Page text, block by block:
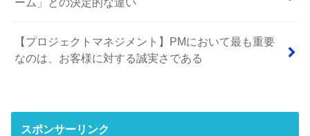
【プロジェクトマネジメント】PMにおいて最も重要
なのは、お客様に対する誠実さである
スポンサーリンク